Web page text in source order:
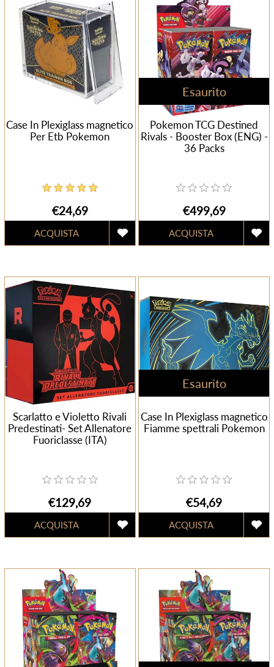
Case In Plexiglass magnetico
Per Etb Pokemon
€24,69
Esaurito
Pokemon TCG Destined
Rivals - Booster Box (ENG) -
36 Packs
€499,69
Scarlatto e Violetto Rivali
Predestinati- Set Allenatore
Fuoriclasse (ITA)
€129,69
Esaurito
Case In Plexiglass magnetico
Fiamme spettrali Pokemon
€54,69